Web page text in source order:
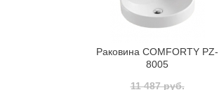
Раковина COMFORTY PZ-
8005
11 487 руб.